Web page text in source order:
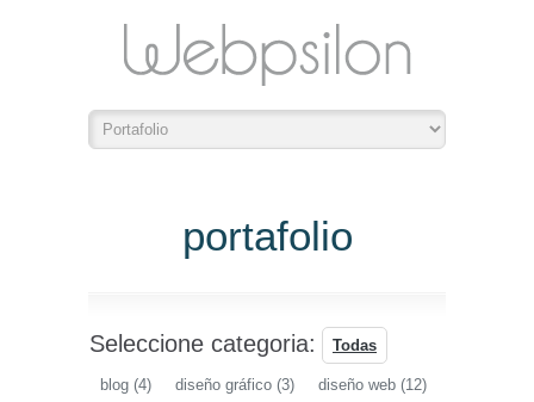
portafolio
Seleccione categoria: Todas
blog (4) diseño gráfico (3) diseño web (12)